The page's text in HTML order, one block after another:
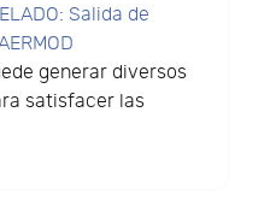
Salida de
generar diversos
satisfacer las